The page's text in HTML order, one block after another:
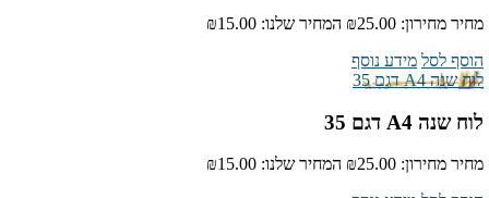
מחיר מחירון: ₪25.00 המחיר שלנו: ₪15.00
הוסף לסל מידע נוסף
לוח שנה A4 דגם 35
לוח שנה A4 דגם 35
מחיר מחירון: ₪25.00 המחיר שלנו: ₪15.00